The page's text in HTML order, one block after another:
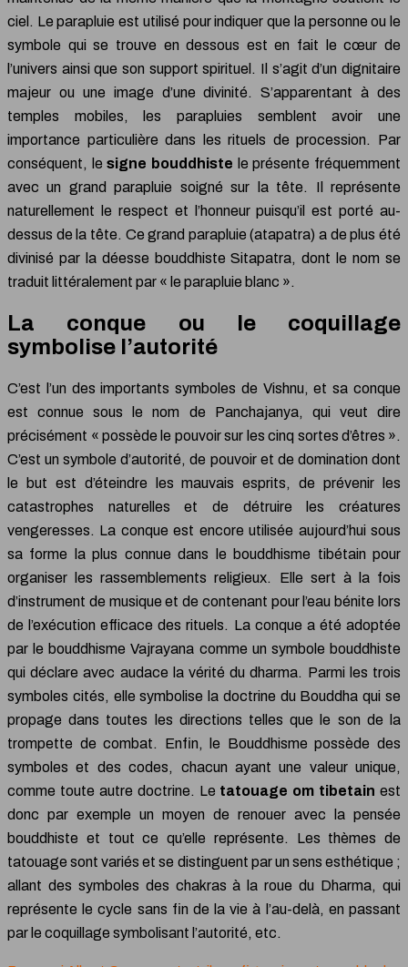
ciel. Le parapluie est utilisé pour indiquer que la personne ou le
symbole qui se trouve en dessous est en fait le cœur de
l’univers ainsi que son support spirituel. Il s’agit d’un dignitaire
majeur ou une image d’une divinité. S’apparentant à des
temples mobiles, les parapluies semblent avoir une
importance particulière dans les rituels de procession. Par
conséquent, lesigne bouddhiste le présente fréquemment
avec un grand parapluie soigné sur la tête. Il représente
naturellement le respect et l’honneur puisqu’il est porté au-
dessus de la tête. Ce grand parapluie (atapatra) a de plus été
divinisé par la déesse bouddhiste Sitapatra, dont le nom se
traduit littéralement par « le parapluie blanc ».
La conque ou le coquillage
symbolise l’autorité
C’est l’un des importants symboles de Vishnu, et sa conque
est connue sous le nom de Panchajanya, qui veut dire
précisément « possède le pouvoir sur les cinq sortes d’êtres ».
C’est un symbole d’autorité, de pouvoir et de domination dont
le but est d’éteindre les mauvais esprits, de prévenir les
catastrophes naturelles et de détruire les créatures
vengeresses. La conque est encore utilisée aujourd’hui sous
sa forme la plus connue dans le bouddhisme tibétain pour
organiser les rassemblements religieux. Elle sert à la fois
d’instrument de musique et de contenant pour l’eau bénite lors
de l’exécution efficace des rituels. La conque a été adoptée
par le bouddhisme Vajrayana comme un symbole bouddhiste
qui déclare avec audace la vérité du dharma. Parmi les trois
symboles cités, elle symbolise la doctrine du Bouddha qui se
propage dans toutes les directions telles que le son de la
trompette de combat. Enfin, le Bouddhisme possède des
symboles et des codes, chacun ayant une valeur unique,
comme toute autre doctrine. Le tatouage om tibetain est
donc par exemple un moyen de renouer avec la pensée
bouddhiste et tout ce qu’elle représente. Les thèmes de
tatouage sont variés et se distinguent par un sens esthétique ;
allant des symboles des chakras à la roue du Dharma, qui
représente le cycle sans fin de la vie à l’au-delà, en passant
par le coquillage symbolisant l’autorité, etc.